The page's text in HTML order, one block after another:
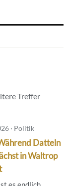
Treffer
· Politik
Datteln
in Waltrop